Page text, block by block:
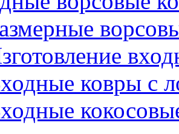
ковры с